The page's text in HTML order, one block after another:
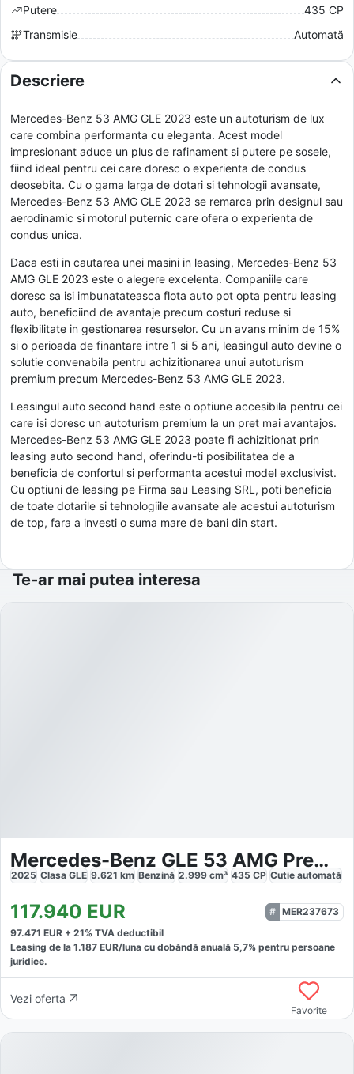
Putere
435 CP
Transmisie
Automată
Descriere
Mercedes-Benz 53 AMG GLE 2023 este un autoturism de lux
care combina performanta cu eleganta. Acest model
impresionant aduce un plus de rafinament si putere pe sosele,
fiind ideal pentru cei care doresc o experienta de condus
deosebita. Cu o gama larga de dotari si tehnologii avansate,
Mercedes-Benz 53 AMG GLE 2023 se remarca prin designul sau
aerodinamic si motorul puternic care ofera o experienta de
condus unica.
Daca esti in cautarea unei masini in leasing, Mercedes-Benz 53
AMG GLE 2023 este o alegere excelenta. Companiile care
doresc sa isi imbunatateasca flota auto pot opta pentru leasing
auto, beneficiind de avantaje precum costuri reduse si
flexibilitate in gestionarea resurselor. Cu un avans minim de 15%
si o perioada de finantare intre 1 si 5 ani, leasingul auto devine o
solutie convenabila pentru achizitionarea unui autoturism
premium precum Mercedes-Benz 53 AMG GLE 2023.
Leasingul auto second hand este o optiune accesibila pentru cei
care isi doresc un autoturism premium la un pret mai avantajos.
Mercedes-Benz 53 AMG GLE 2023 poate fi achizitionat prin
leasing auto second hand, oferindu-ti posibilitatea de a
beneficia de confortul si performanta acestui model exclusivist.
Cu optiuni de leasing pe Firma sau Leasing SRL, poti beneficia
de toate dotarile si tehnologiile avansate ale acestui autoturism
de top, fara a investi o suma mare de bani din start.
Te-ar mai putea interesa
Mercedes-Benz GLE 53 AMG Premium DYNAMIC
2025 Clasa GLE 9.621 km Benzină 2.999 cm³ 435 CP Cutie automată
117.940 EUR
MER237673
97.471 EUR + 21% TVA deductibil
Leasing de la 1.187 EUR/luna cu dobăndă anuală 5,7% pentru persoane
juridice.
Vezi oferta
Favorite